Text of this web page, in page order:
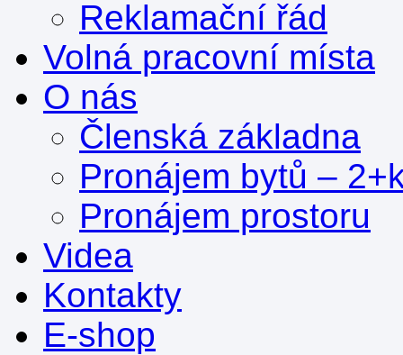
Reklamační řád
Volná pracovní místa
O nás
Členská základna
Pronájem bytů –
Pronájem prostoru
Videa
Kontakty
E-shop